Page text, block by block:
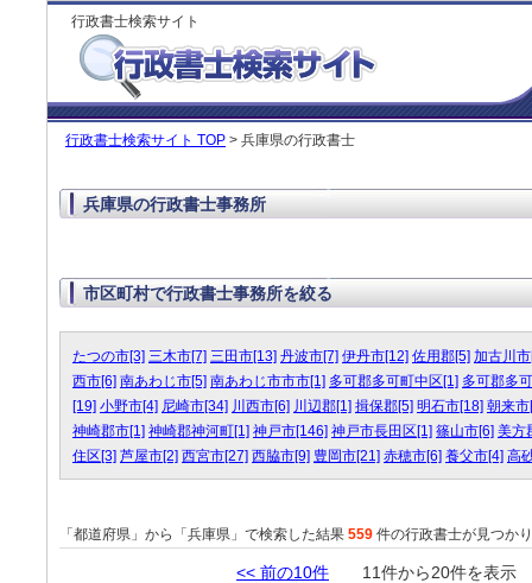
行政書士検索サイト
行政書士検索サイト TOP > 兵庫県の行政書士
兵庫県の行政書士事務所
市区町村で行政書士事務所を絞る
たつの市[3] 三木市[7] 三田市[13] 丹波市[7] 伊丹市[12] 佐用郡[5] 加古川
西市[6] 南あわじ市[5] 南あわじ市市市[1] 多可郡多可町中区[1] 多可郡多
[19] 小野市[4] 尼崎市[34] 川西市[6] 川辺郡[1] 揖保郡[5] 明石市[18] 朝来市
神崎郡市[1] 神崎郡神河町[1] 神戸市[146] 神戸市長田区[1] 篠山市[6] 美方
住区[3] 芦屋市[2] 西宮市[27] 西脇市[9] 豊岡市[21] 赤穂市[6] 養父市[4] 高
「都道府県」から「兵庫県」で検索した結果 559 件の行政書士が見つか
<< 前の10件 11件から20件を表